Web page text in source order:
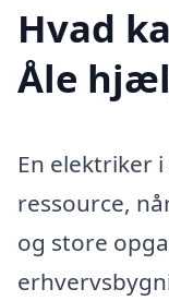
Hvad
Åle
En elektriker
ressource,
og store